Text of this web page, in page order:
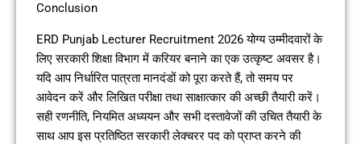
Conclusion
ERD Punjab Lecturer Recruitment 2026 योग्य उम्मीदवारों के
लिए सरकारी शिक्षा विभाग में करियर बनाने का एक उत्कृष्ट अवसर है।
यदि आप निर्धारित पात्रता मानदंडों को पूरा करते हैं, तो समय पर
आवेदन करें और लिखित परीक्षा तथा साक्षात्कार की अच्छी तैयारी करें।
सही रणनीति, नियमित अध्ययन और सभी दस्तावेजों की उचित तैयारी के
साथ आप इस प्रतिष्ठित सरकारी लेक्चरर पद को प्राप्त करने की